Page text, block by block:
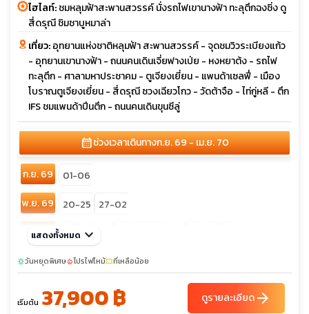
ไฮไลท์:ชมหลุมฟ้าสะพานสวรรค์ นั่งรถไฟเขานางฟ้า ทะลุตึกฉงชิ่ง ดู
สี่ดรุณี ชิมชาบูหมาล่า
เที่ยว:อุทยานแห่งชาติหลุมฟ้า สะพานสวรรค์ - จุดชมวิวระเบียงแก้ว
- อุทยานเขานางฟ้า - ถนนคนเดินเจี่ยฟางเป่ย - หงหยาต้ง - รถไฟ
ทะลุตึก - ศาลามหาประชาคม - ตูเจียงเยี่ยน - แพนด้าเซลฟี่ - เมือง
โบราณตูเจียงเยี่ยน - สี่ดรุณี ซวงเฉียวโกว - วัดต้าจือ - ไท่กู่หลี - ตึก
IFS ชมแพนด้าปีนตึก - ถนนคนเดินขุนซีลู่
calendar_monthช่วงเวลาเดินทางก.ย. 69 - เม.ย. 70
ก.ย. 69
01-06
พ.ย. 69
20-25
27-02
ธ.ค. 69
sunny
03-08
sunny sunny sunny
ม.ค. 70
19-24 23-28
27-01
ก.พ. 70
18-23
19-24
แสดงทั้งหมด keyboard_arrow_down
sunnyวันหยุดพิเศษlocal_fire_departmentโปรไฟไหม้confirmation_numberที่เหลือน้อย
เริ่มต้น 37,900 ฿ ดูรายละเอียดarrow_forward